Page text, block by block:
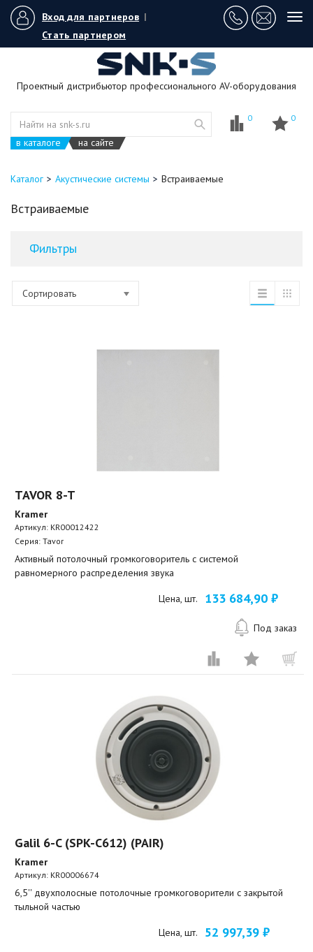
Вход для партнеров |
Стать партнером
Проектный дистрибьютор профессионального AV-оборудования
в каталоге на сайте
0 0
Каталог Акустические системы Встраиваемые
Встраиваемые
Фильтры
Сортировать
TAVOR 8-T
Kramer
Артикул: KR00012422
Серия: Tavor
Активный потолочный громкоговоритель с системой
равномерного распределения звука
Цена, шт. 133 684,90 ₽
Под заказ
Galil 6-C (SPK-C612) (PAIR)
Kramer
Артикул: KR00006674
6,5'' двухполосные потолочные громкоговорители с закрытой
тыльной частью
Цена, шт. 52 997,39 ₽